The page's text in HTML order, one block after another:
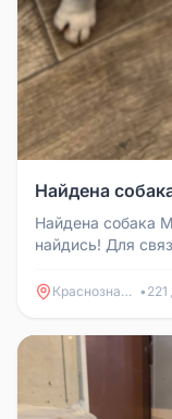
Найдена
Найдена собака
найдись! Для
Краснознаменск • 221